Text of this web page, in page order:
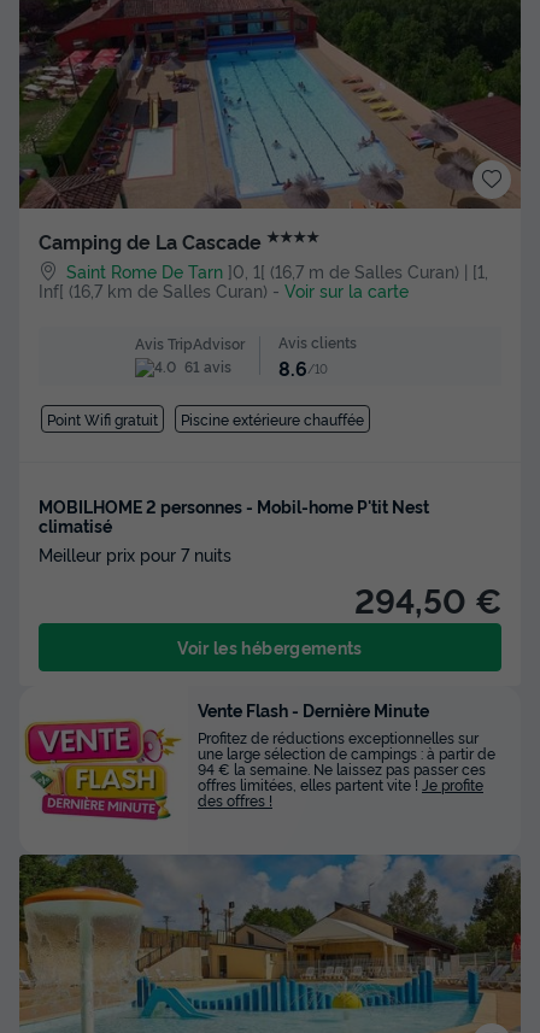
Camping de La Cascade ★★★★
Saint Rome De Tarn ]0, 1[ (16,7 m de Salles Curan) | [1,
Inf[ (16,7 km de Salles Curan) - Voir sur la carte
Avis TripAdvisor
61 avis
Avis clients
8.6/10
Point Wifi gratuit Piscine extérieure chauffée
MOBILHOME 2 personnes - Mobil-home P'tit Nest
climatisé
Meilleur prix pour 7 nuits
294,50 €
Voir les hébergements
Vente Flash - Dernière Minute
Profitez de réductions exceptionnelles sur
une large sélection de campings : à partir de
94 € la semaine. Ne laissez pas passer ces
offres limitées, elles partent vite ! Je profite
des offres !